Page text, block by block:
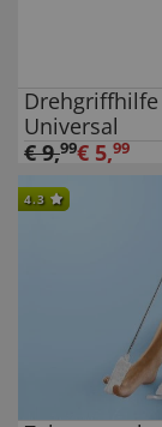
Drehgriffhilfe
Universal
€9,99€ 5,99
4.3